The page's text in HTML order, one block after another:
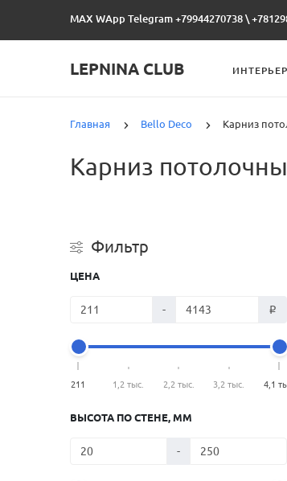
MAX WApp Telegram +79944270738 \
LEPNINA CLUB ИНТЕРЬЕР
Главная Bello Deco Карниз
Карниз
Фильтр
ЦЕНА
- ₽
211 1,2 тыс. 2,2 тыс. 3,2 тыс. 4,1
ВЫСОТА ПО СТЕНЕ, ММ
-